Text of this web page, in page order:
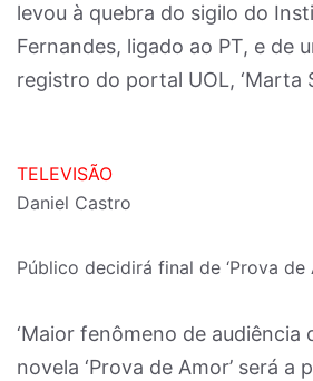
levou à quebra do sigilo do
Fernandes, ligado ao PT, e de
registro do portal UOL, ‘Marta
TELEVISÃO
Daniel Castro
Público decidirá final de ‘Prova de
‘Maior fenômeno de audiência
novela ‘Prova de Amor’ será a